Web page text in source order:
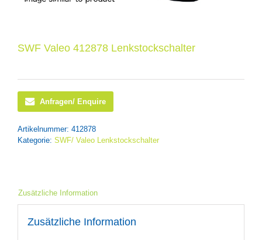
SWF Valeo 412878 Lenkstockschalter
Anfragen/ Enquire
Artikelnummer: 412878
Kategorie: SWF/ Valeo Lenkstockschalter
Zusätzliche Information
Zusätzliche Information